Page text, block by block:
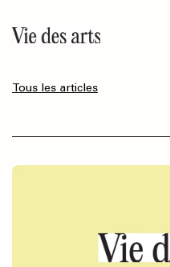
au
contenu
Tous les articles